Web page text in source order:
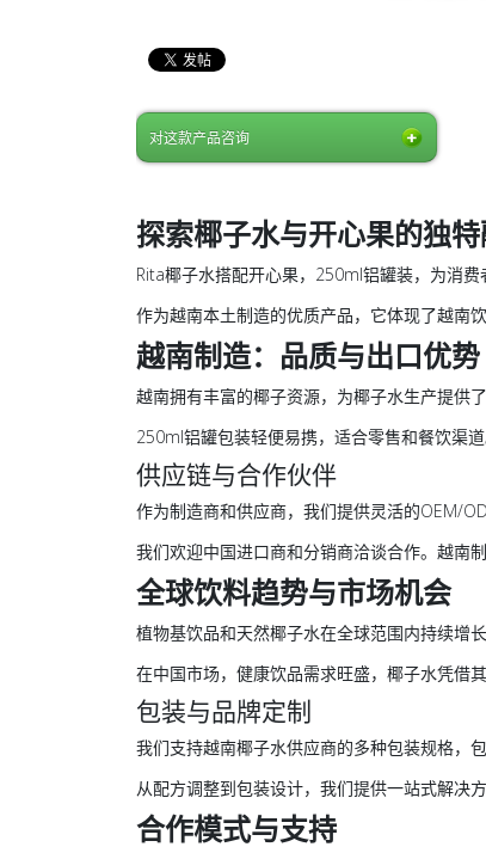
对这款产品咨询
探索椰子水与开心果的独
Rita椰子水搭配开心果，250ml铝罐装，为消
作为越南本土制造的优质产品，它体现了越南
越南制造：品质与出口优势
越南拥有丰富的椰子资源，为椰子水生产提供
250ml铝罐包装轻便易携，适合零售和餐饮渠
供应链与合作伙伴
作为制造商和供应商，我们提供灵活的OEM/
我们欢迎中国进口商和分销商洽谈合作。越南
全球饮料趋势与市场机会
植物基饮品和天然椰子水在全球范围内持续增
在中国市场，健康饮品需求旺盛，椰子水凭借
包装与品牌定制
我们支持越南椰子水供应商的多种包装规格，
从配方调整到包装设计，我们提供一站式解决
合作模式与支持